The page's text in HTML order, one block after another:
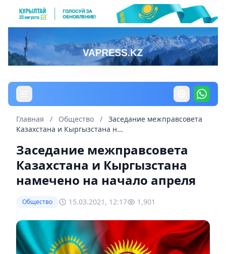
Главная / Общество /
Заседание межправсовета
Казахстана и Кыргызстана н...
Заседание межправсовета
Казахстана и Кыргызстана
намечено на начало апреля
Общество 15.03.2021, 12:17 1,901